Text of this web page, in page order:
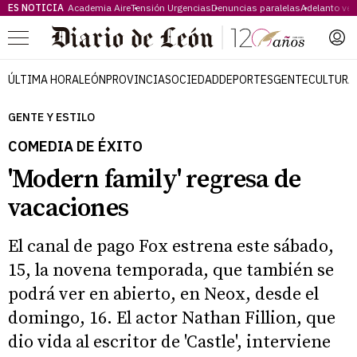
ES NOTICIA Academia AireTensión UrgenciasDenuncias paralelasAdelanto
Menú
ÚLTIMA HORALEÓNPROVINCIASOCIEDADDEPORTESGENTECULTURA
GENTE Y ESTILO
COMEDIA DE ÉXITO
'Modern family' regresa de
vacaciones
El canal de pago Fox estrena este sábado,
15, la novena temporada, que también se
podrá ver en abierto, en Neox, desde el
domingo, 16. El actor Nathan Fillion, que
dio vida al escritor de 'Castle', interviene